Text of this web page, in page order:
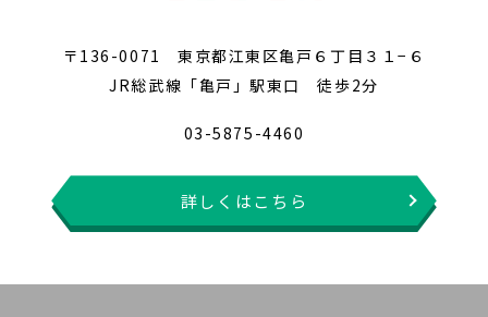
〒136-0071 東京都江東区亀戸６丁目３１−６
JR総武線「亀戸」駅東口 徒歩2分
03-5875-4460
詳しくはこちら